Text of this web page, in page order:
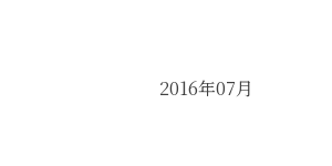
2016年07月